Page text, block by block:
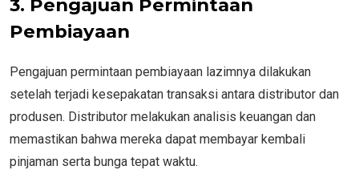
3. Pengajuan Permintaan
Pembiayaan
Pengajuan permintaan pembiayaan lazimnya dilakukan
setelah terjadi kesepakatan transaksi antara distributor dan
produsen. Distributor melakukan analisis keuangan dan
memastikan bahwa mereka dapat membayar kembali
pinjaman serta bunga tepat waktu.